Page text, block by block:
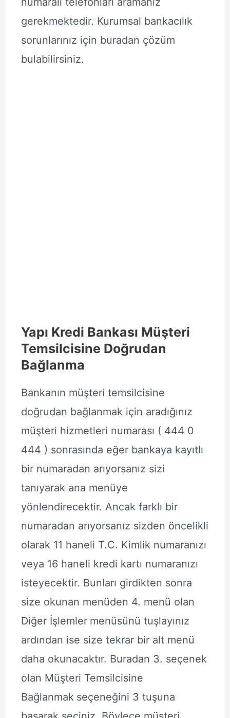
gerekmektedir. Kurumsal bankacılık
sorunlarınız için buradan çözüm
bulabilirsiniz.
Yapı Kredi Bankası Müşteri
Temsilcisine Doğrudan
Bağlanma
Bankanın müşteri temsilcisine
doğrudan bağlanmak için aradığınız
müşteri hizmetleri numarası ( 444 0
444 ) sonrasında eğer bankaya kayıtlı
bir numaradan arıyorsanız sizi
tanıyarak ana menüye
yönlendirecektir. Ancak farklı bir
numaradan arıyorsanız sizden öncelikli
olarak 11 haneli T.C. Kimlik numaranızı
veya 16 haneli kredi kartı numaranızı
isteyecektir. Bunları girdikten sonra
size okunan menüden 4. menü olan
Diğer İşlemler menüsünü tuşlayınız
ardından ise size tekrar bir alt menü
daha okunacaktır. Buradan 3. seçenek
olan Müşteri Temsilcisine
Bağlanmak seçeneğini 3 tuşuna